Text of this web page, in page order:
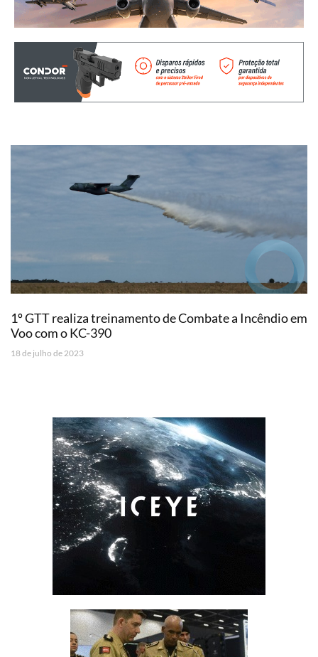
1º GTT realiza treinamento de Combate a Incêndio em
Voo com o KC-390
18 de julho de 2023